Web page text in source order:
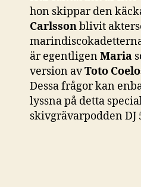
hon skippar den
Carlssonblivit
är egentligenMaria
version avToto
Dessa frågor kan
lyssna på detta
skivgrävarpodden DJ